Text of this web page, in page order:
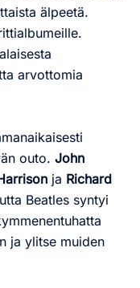
älpeetä.
arvottomia
outo. John
ja Richard
Beatles syntyi
ja ylitse muiden